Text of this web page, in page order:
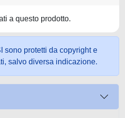
a questo prodotto.
sono protetti da copyright e
salvo diversa indicazione.